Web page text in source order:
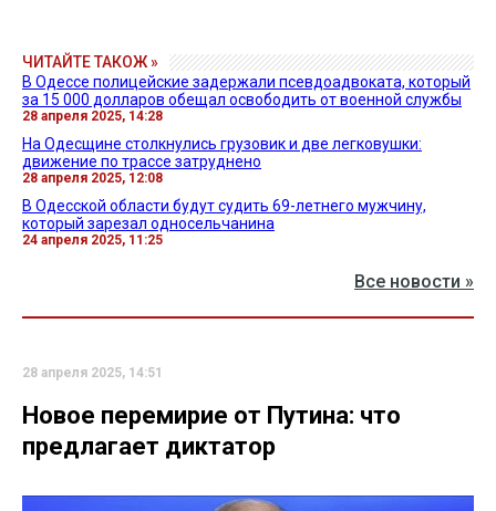
ЧИТАЙТЕ ТАКОЖ »
В Одессе полицейские задержали псевдоадвоката, который
за 15 000 долларов обещал освободить от военной службы
28 апреля 2025, 14:28
На Одесщине столкнулись грузовик и две легковушки:
движение по трассе затруднено
28 апреля 2025, 12:08
В Одесской области будут судить 69-летнего мужчину,
который зарезал односельчанина
24 апреля 2025, 11:25
Все новости »
28 апреля 2025, 14:51
Новое перемирие от Путина: что
предлагает диктатор